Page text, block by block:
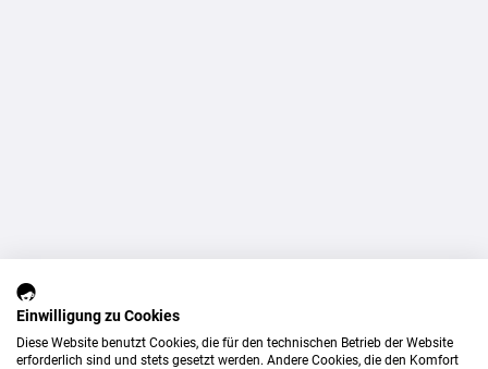
Einwilligung zu Cookies
Diese Website benutzt Cookies, die für den technischen Betrieb der Website
erforderlich sind und stets gesetzt werden. Andere Cookies, die den Komfort